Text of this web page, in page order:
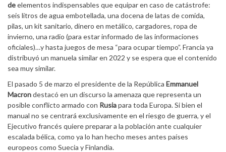
deelementos indispensables que equipar en caso de catástrofe:
seis litros de agua embotellada, una docena de latas de comida,
pilas, un kit sanitario, dinero en metálico, cargadores, ropa de
invierno, una radio (para estar informado de las informaciones
oficiales)…y hasta juegos de mesa “para ocupar tiempo”. Francia ya
distribuyó un manuela similar en 2022 y se espera que el contenido
sea muy similar.
El pasado 5 de marzo el presidente de la República Emmanuel
Macrondestacó en un discurso la amenaza que representa un
posible conflicto armado con Rusiapara toda Europa. Si bien el
manual no se centrará exclusivamente en el riesgo de guerra, y el
Ejecutivo francés quiere preparar a la población ante cualquier
escalada bélica, como ya lo han hecho meses antes países
europeos como Suecia y Finlandia.